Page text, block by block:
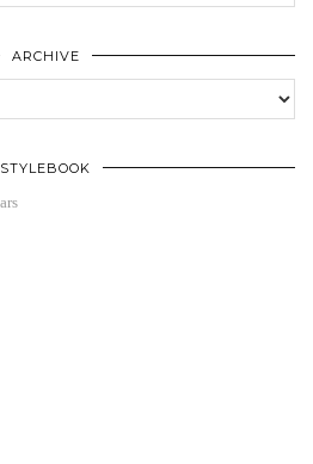
ARCHIVE
STYLEBOOK